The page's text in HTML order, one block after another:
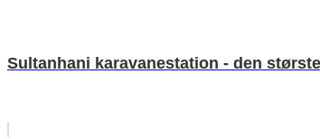
Sultanhani karavanestation - den